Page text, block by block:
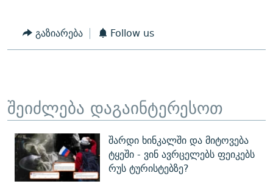
გაზიარება Follow us
შეიძლება დაგაინტერესოთ
შარდი ხინკალში და მიტოვება
ტყეში - ვინ ავრცელებს ფეიკებს
რუს ტურისტებზე?